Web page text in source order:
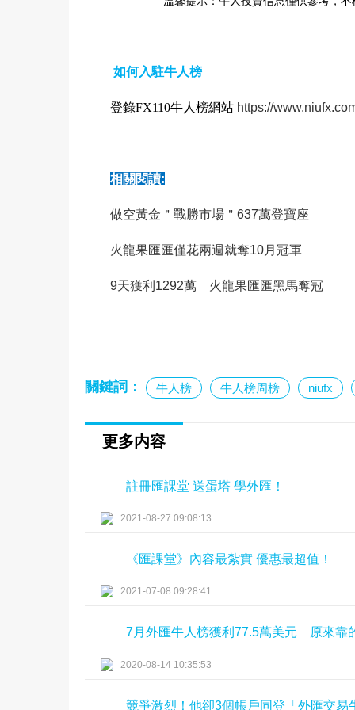
如何入駐牛人榜
登錄FX110牛人榜網站 https://
相關閱讀:
做空黃金＂戰勝市場＂637萬登寶座
火龍果匯匯僅花兩週就奪10月冠軍
9天獲利1292萬 火龍果匯匯黑馬奪冠
關鍵詞： 牛人榜 牛人榜周榜 niufx
更多内容
註冊匯課堂 送蛋塔 學外匯！
2021-08-27 09:08:13
《匯課堂》內容最紮實 優惠最超值！
2021-07-08 09:28:41
7月外匯牛人榜獲利77.5萬美元 原來靠
2020-08-14 10:35:53
競爭激烈！他卻3個帳戶同登「外匯交易